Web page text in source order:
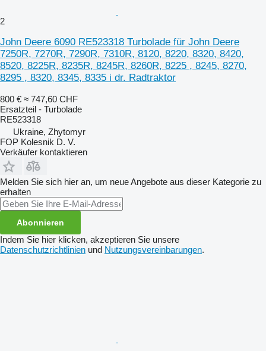
2
John Deere 6090 RE523318 Turbolade für John Deere
7250R, 7270R, 7290R, 7310R, 8120, 8220, 8320, 8420,
8520, 8225R, 8235R, 8245R, 8260R, 8225 , 8245, 8270,
8295 , 8320, 8345, 8335 i dr. Radtraktor
800 € ≈ 747,60 CHF
Ersatzteil - Turbolade
RE523318
Ukraine, Zhytomyr
FOP Kolesnik D. V.
Verkäufer kontaktieren
Melden Sie sich hier an, um neue Angebote aus dieser Kategorie zu
erhalten
Abonnieren
Indem Sie hier klicken, akzeptieren Sie unsere
Datenschutzrichtlinien und Nutzungsvereinbarungen.